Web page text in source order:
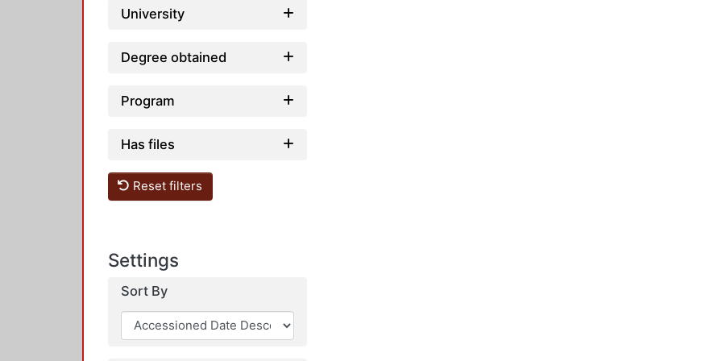
University
Degree obtained
Program
Has files
Reset filters
Settings
Sort By